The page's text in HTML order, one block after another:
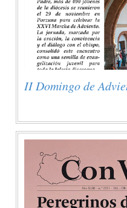
II Domingo de